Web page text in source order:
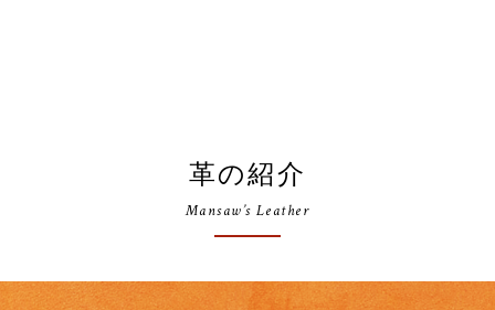
革の紹介
Mansaw’s Leather